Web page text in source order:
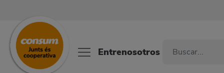
Entrenosotros